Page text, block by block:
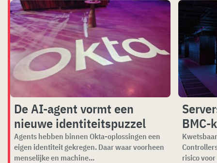
De AI-agent vormt een
nieuwe identiteitspuzzel
Agents hebben binnen Okta-oplossingen een
eigen identiteit gekregen. Daar waar voorheen
menselijke en machine...
BMC-
risico